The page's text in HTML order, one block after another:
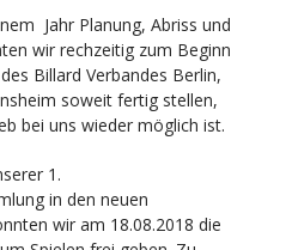
Jahr Planung, Abriss und
wir rechzeitig zum Beginn
Billard Verbandes Berlin,
soweit fertig stellen,
bei uns wieder möglich ist.
1.
in den neuen
wir am 18.08.2018 die